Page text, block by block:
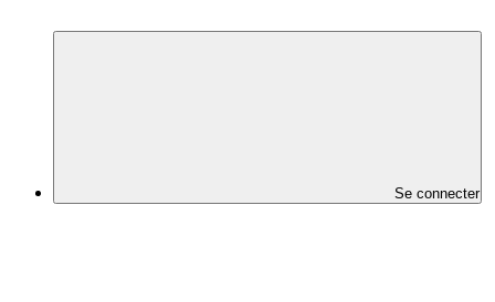
Se connecter